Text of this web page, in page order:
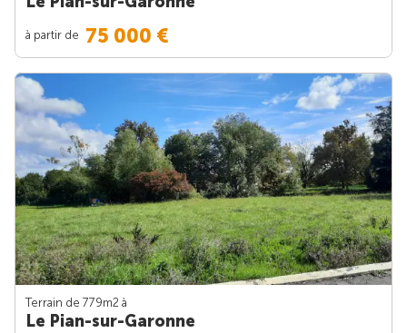
à partir de 75 000 €
Terrain de 779m2 à
Le Pian-sur-Garonne